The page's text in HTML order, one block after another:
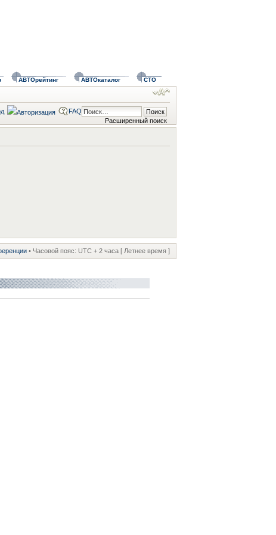
АВТОрейтинг АВТОкаталог СТО
Расширенный поиск
FAQ
• Часовой пояс: UTC + 2 часа [ Летнее время ]